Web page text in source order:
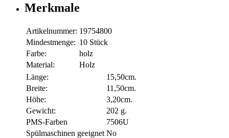
Merkmale
Artikelnummer: 19754800
Mindestmenge: 10 Stück
Farbe:
holz
Material:
Holz
Länge:
15,50cm.
Breite:
11,50cm.
Höhe:
3,20cm.
Gewicht:
202 g.
PMS-Farben
7506U
Spülmaschinen geeignet No